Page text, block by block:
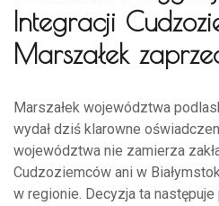
Integracji
Marszałek
Marszałek województwa
wydał dziś klarowne
województwa nie zamierza
Cudzoziemców ani w
w regionie. Decyzja ta